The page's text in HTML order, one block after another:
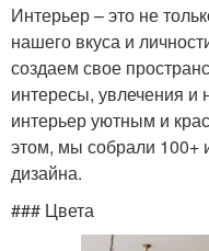
Интерьер – это не
нашего вкуса и
создаем свое
интересы, увлечения и
интерьер уютным и
этом, мы собрали 100+
дизайна.
### Цвета